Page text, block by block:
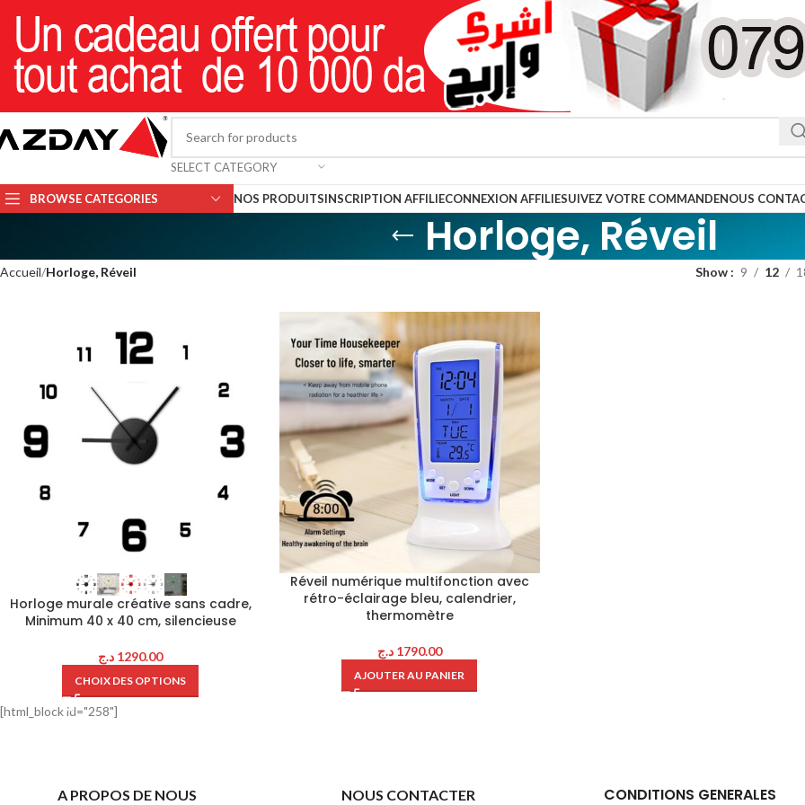
SELECT CATEGORY
BROWSE CATEGORIES NOS PRODUITSINSCRIPTION AFFILIECONNEXION AFFILIESUIVEZ VOTRE COMMANDENOUS
Horloge, Réveil
Accueil Horloge, Réveil Show 9 12
Horloge murale créative sans cadre,
Minimum 40 x 40 cm, silencieuse
1290.00 د.ج
CHOIX DES OPTIONS
Réveil numérique multifonction avec
rétro-éclairage bleu, calendrier,
thermomètre
1790.00 د.ج
AJOUTER AU PANIER
[html_block id="258"]
A PROPOS DE NOUS NOUS CONTACTER CONDITIONS GENERALES